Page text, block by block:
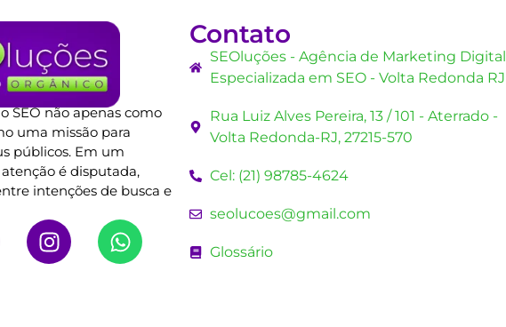
SEO não apenas como
uma missão para
públicos. Em um
é disputada,
intenções de busca e
Contato
SEOluções - Agência de Marketing Digital
Especializada em SEO - Volta Redonda RJ
Rua Luiz Alves Pereira, 13 / 101 - Aterrado -
Volta Redonda-RJ, 27215-570
Cel: (21) 98785-4624
seolucoes@gmail.com
Glossário